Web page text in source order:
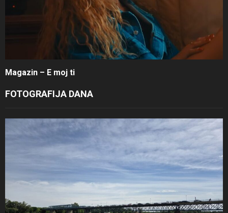
Magazin – E moj ti
FOTOGRAFIJA DANA